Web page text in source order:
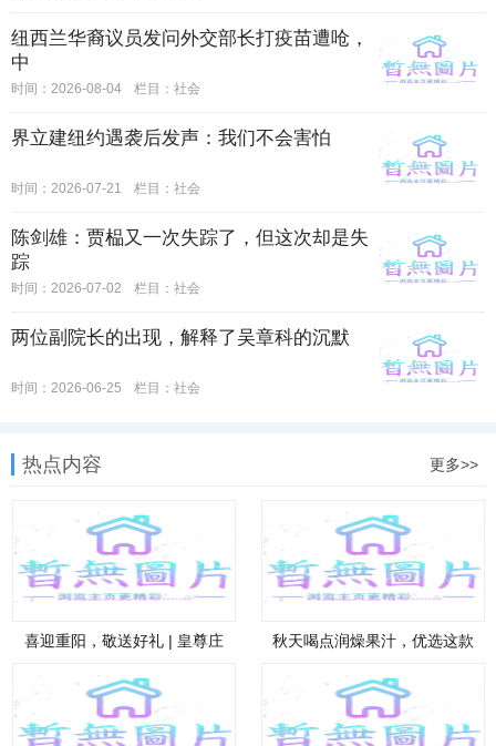
纽西兰华裔议员发问外交部长打疫苗遭呛，
中
时间：2026-08-04 栏目： 社会
界立建纽约遇袭后发声：我们不会害怕
时间：2026-07-21 栏目： 社会
陈剑雄：贾榀又一次失踪了，但这次却是失
踪
时间：2026-07-02 栏目： 社会
两位副院长的出现，解释了吴章科的沉默
时间：2026-06-25 栏目： 社会
热点内容 更多>>
喜迎重阳，敬送好礼 | 皇尊庄
秋天喝点润燥果汁，优选这款